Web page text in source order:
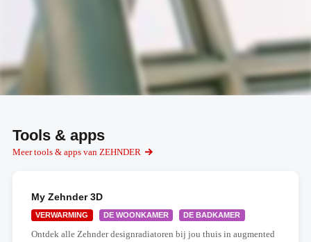
Tools & apps
Meer tools & apps van ZEHNDER
My Zehnder 3D
VERWARMING DE WOONKAMER DE BADKAMER
Ontdek alle Zehnder designradiatoren bij jou thuis in augmented